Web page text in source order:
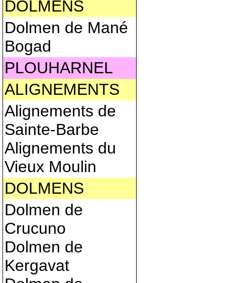
DOLMENS
Dolmen de Mané
Bogad
PLOUHARNEL
ALIGNEMENTS
Alignements de
Sainte-Barbe
Alignements du
Vieux Moulin
DOLMENS
Dolmen de
Crucuno
Dolmen de
Kergavat